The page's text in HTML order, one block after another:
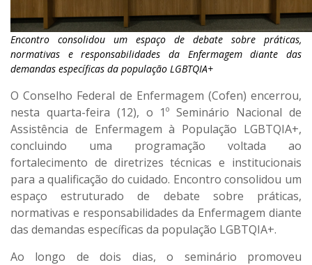
Encontro consolidou um espaço de debate sobre práticas,
normativas e responsabilidades da Enfermagem diante das
demandas específicas da população LGBTQIA+
O Conselho Federal de Enfermagem (Cofen) encerrou,
nesta quarta-feira (12), o 1º Seminário Nacional de
Assistência de Enfermagem à População LGBTQIA+,
concluindo uma programação voltada ao
fortalecimento de diretrizes técnicas e institucionais
para a qualificação do cuidado. Encontro consolidou um
espaço estruturado de debate sobre práticas,
normativas e responsabilidades da Enfermagem diante
das demandas específicas da população LGBTQIA+.
Ao longo de dois dias, o seminário promoveu